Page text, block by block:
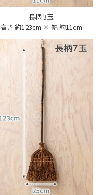
長柄 3玉
高さ 約123cm × 幅 約11cm